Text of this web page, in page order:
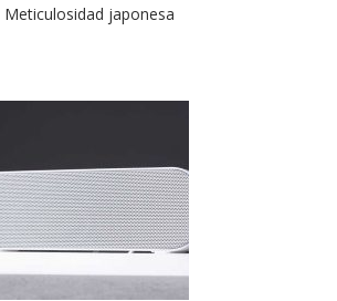
Meticulosidad japonesa